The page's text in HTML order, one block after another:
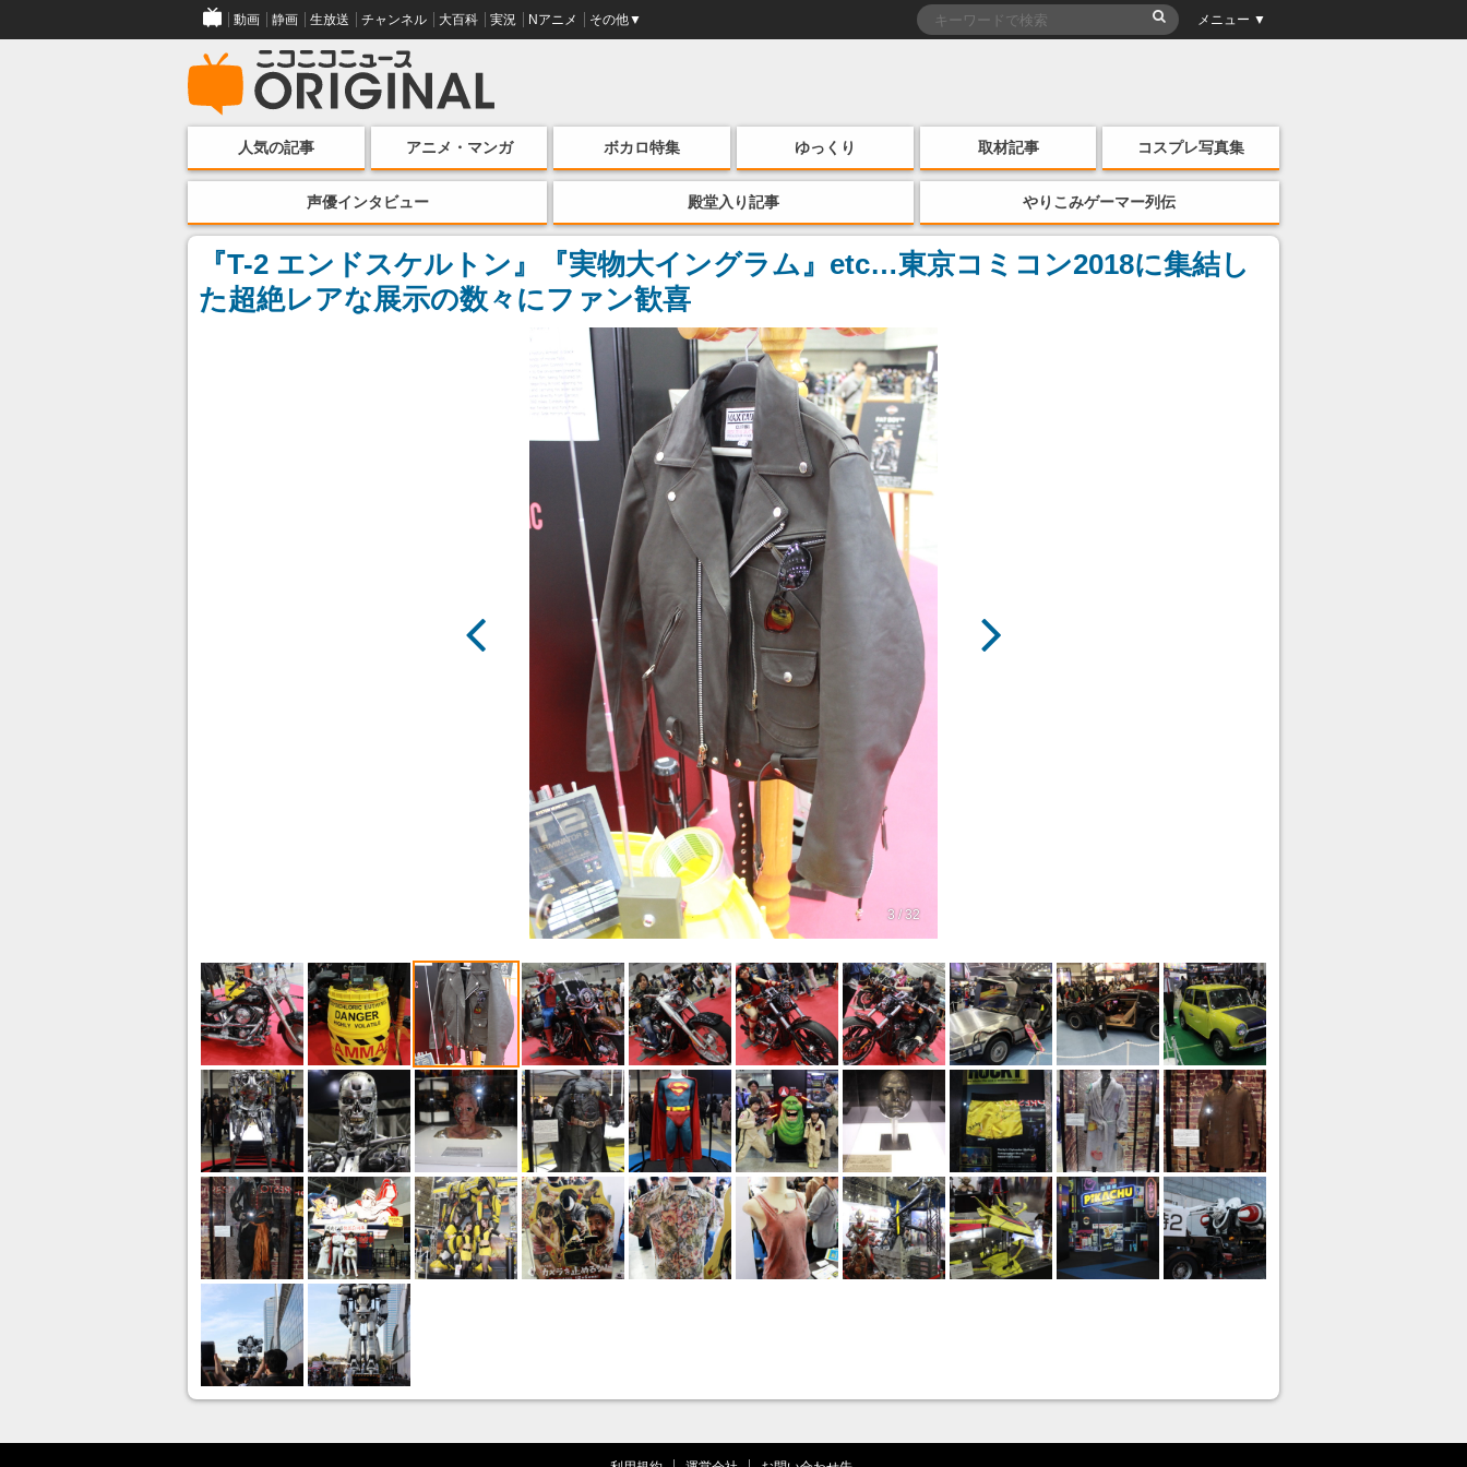
動画 静画 生放送 チャンネル 大百科 実況 Nアニメ その他▼ メニュー ▼
人気の記事 アニメ・マンガ ボカロ特集 ゆっくり 取材記事 コスプレ写真集
声優インタビュー 殿堂入り記事 やりこみゲーマー列伝
『T-2 エンドスケルトン』『実物大イングラム』etc…東京コミコン2018に集結し
た超絶レアな展示の数々にファン歓喜
3 / 32